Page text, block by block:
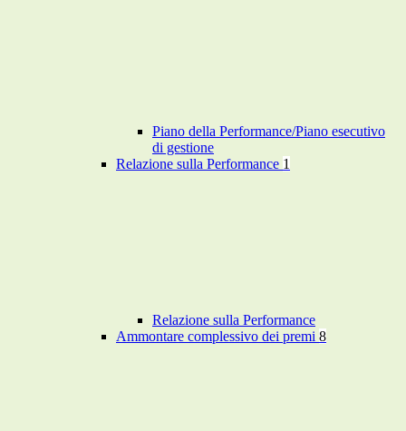
Piano della Performance/Piano esecutivo
di gestione
Relazione sulla Performance 1
Relazione sulla Performance
Ammontare complessivo dei premi 8